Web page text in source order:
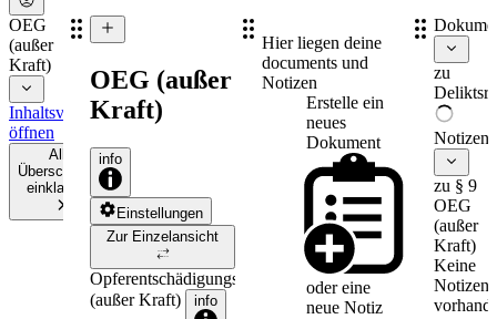
OEG
(außer
Kraft)
Inhaltsverzeichnis
öffnen
Alle
Überschriften
einklappen
OEG (außer
Kraft)
info
Einstellungen
Zur Einzelansicht
Opferentschädigungsgesetz
(außer Kraft)
info
Hier liegen deine
documents und
Notizen
Erstelle ein
neues
Dokument
oder eine
neue Notiz
zu
Notizen
zu § 9
OEG
(außer
Kraft)
Keine
Notizen